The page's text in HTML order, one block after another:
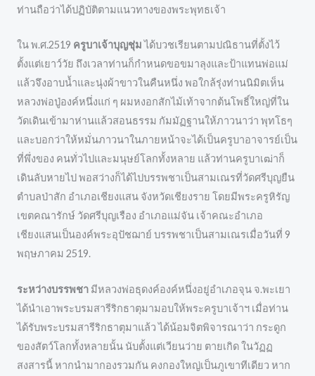
ท่านถือว่าได้ปฏิบัติตามแนวทางของพระพุทธเจ้า
ใน พ.ศ.2519 ครูบาเจ้าบุญชุ่มได้บวชเรียนตามปณิธานที่ตั้งไว้
ตั้งแต่เยาว์วัย ถึงเวลาท่านก็กำหนดขอขมาลุงและป้าแทนพ่อแม่
แล้วจึงอาบน้ำและนุ่งผ้าขาวในคืนหนึ่ง พอใกล้รุ่งท่านนิมิตเห็น
หลวงพ่อปู่องค์หนึ่งแก่ ๆ ผมหงอกสักไม้เท้าจากต้นโพธิ์ใหญ่ที่ใน
วัดเดินเข้ามาห่านแล้วสอนธรรม กัมมัฏฐานให้ภาวนาว่า พุทโธๆ
และบอกว่าให้หมั่นภาวนาในภายหน้าจะได้เป็นครูบาอาจารย์เป็น
ที่พึ่งของ คนทั่วไปและมนุษย์โลกทั้งหลาย แล้วท่านครูบาเฒ่าก็
เดินลับหายไป พอสว่างก็ได้ไปบรรพชาเป็นสามเณรที่วัดศรีบุญยืน
ตำบลป่าสัก อำเภอเชียงแสน จังหวัดเชียงราย โดยมีพระครูหิรัญ
เขตคณารักษ์ วัดศรีบุญเรือง อำเภอแม่จัน เจ้าคณะอำเภอ
เชียงแสนเป็นองค์พระอุปัชฌาย์ บรรพชาเป็นสามเณรเมื่อวันที่ 9
พฤษภาคม 2519.
ระหว่างบรรพชา มีหลวงพ่อธุดงค์องค์หนึ่งอยู่อำเภอจุน จ.พะเยา
ได้นำเอาพระบรมสารีริกธาตุมามอบให้พระครูบาเจ้าฯ เมื่อท่าน
ได้รับพระบรมสารีริกธาตุมาแล้ว ได้น้อมจิตพิจารณาว่า กระดูก
ของสัตว์โลกทั้งหลายนั้น นับตั้งแต่เวียนว่าย ตายเกิด ในวัฏฏ
สงสารนี้ หากนำมากองรวมกัน คงกองใหญ่เป็นภูเขาทีเดียว หาก